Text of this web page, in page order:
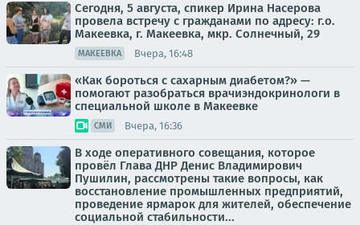
Сегодня, 5 августа, спикер Ирина Насерова
провела встречу с гражданами по адресу: г.о.
Макеевка, г. Макеевка, мкр. Солнечный, 29
МАКЕЕВКА Вчера, 16:48
«Как бороться с сахарным диабетом?» —
помогают разобраться врачиэндокринологи в
специальной школе в Макеевке
СМИ Вчера, 16:36
В ходе оперативного совещания, которое
провёл Глава ДНР Денис Владимирович
Пушилин, рассмотрены такие вопросы, как
восстановление промышленных предприятий,
проведение ярмарок для жителей, обеспечение
социальной стабильности...